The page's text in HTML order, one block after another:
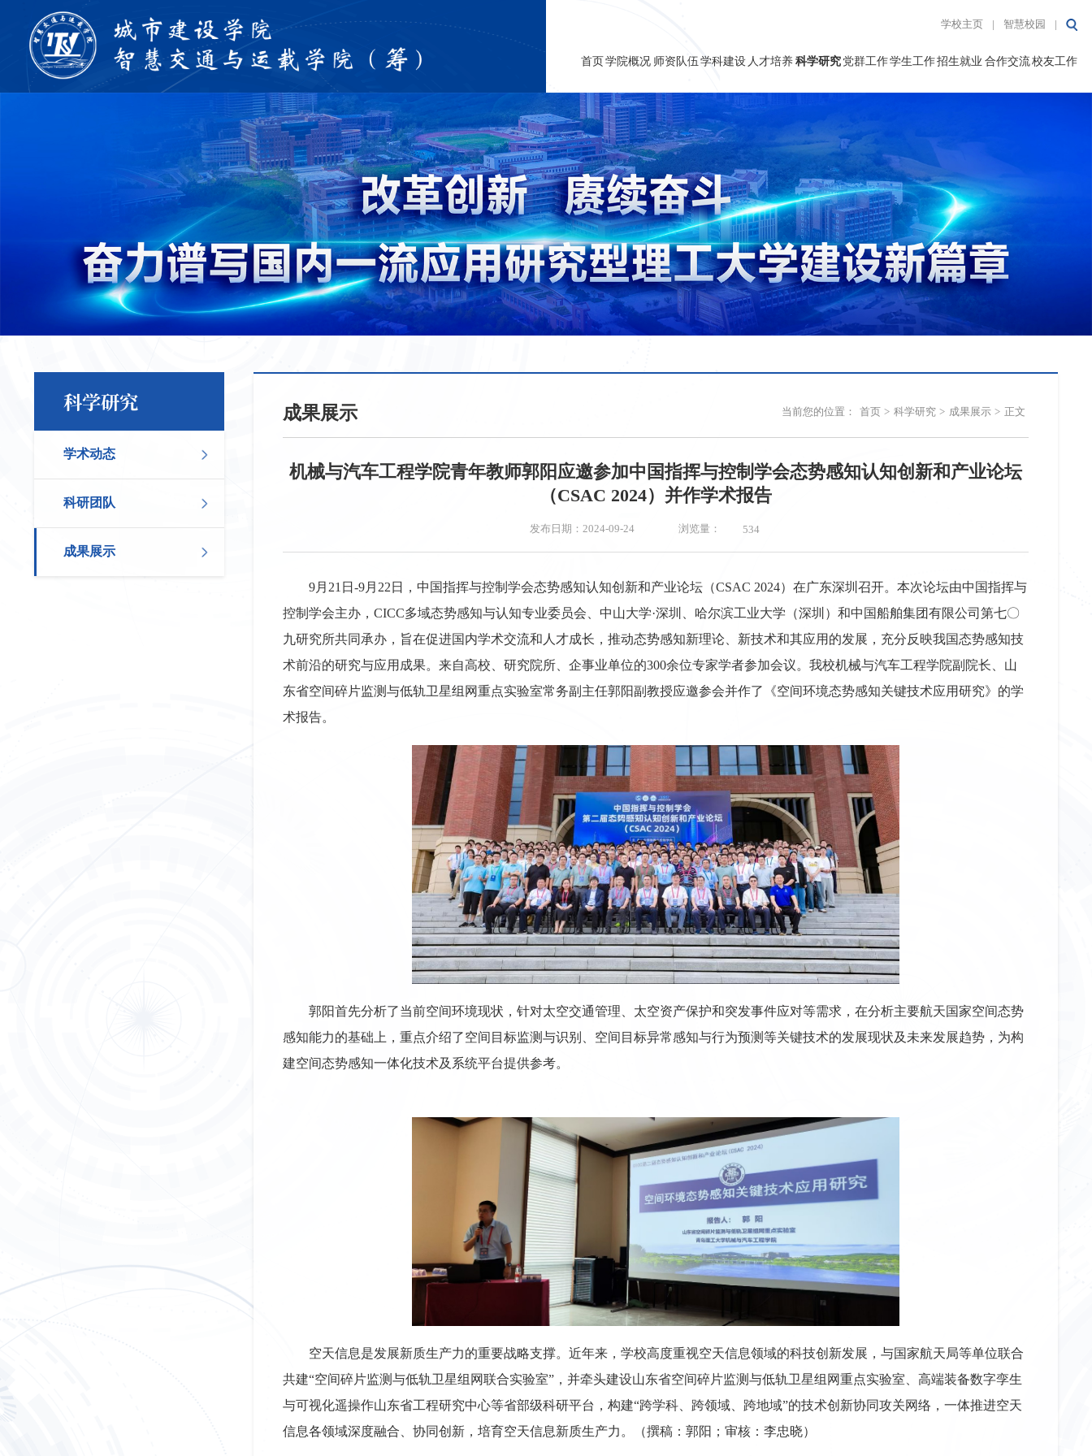
学校主页 | 智慧校园 |
首页学院概况 师资队伍学科建设 人才培养科学研究 党群工作学生工作招生就业 合作交流校友工作
科学研究
学术动态
科研团队
成果展示
成果展示 当前您的位置： 首页 > 科学研究 > 成果展示 > 正文
机械与汽车工程学院青年教师郭阳应邀参加中国指挥与控制学会态势感知认知创新和产业论坛
（CSAC 2024）并作学术报告
发布日期：2024-09-24 浏览量： 534
9月21日-9月22日，中国指挥与控制学会态势感知认知创新和产业论坛（CSAC 2024）在广东深圳召开。本次论坛由中国指挥与
控制学会主办，CICC多域态势感知与认知专业委员会、中山大学·深圳、哈尔滨工业大学（深圳）和中国船舶集团有限公司第七〇
九研究所共同承办，旨在促进国内学术交流和人才成长，推动态势感知新理论、新技术和其应用的发展，充分反映我国态势感知技
术前沿的研究与应用成果。来自高校、研究院所、企事业单位的300余位专家学者参加会议。我校机械与汽车工程学院副院长、山
东省空间碎片监测与低轨卫星组网重点实验室常务副主任郭阳副教授应邀参会并作了《空间环境态势感知关键技术应用研究》的学
术报告。
郭阳首先分析了当前空间环境现状，针对太空交通管理、太空资产保护和突发事件应对等需求，在分析主要航天国家空间态势
感知能力的基础上，重点介绍了空间目标监测与识别、空间目标异常感知与行为预测等关键技术的发展现状及未来发展趋势，为构
建空间态势感知一体化技术及系统平台提供参考。
空天信息是发展新质生产力的重要战略支撑。近年来，学校高度重视空天信息领域的科技创新发展，与国家航天局等单位联合
共建“空间碎片监测与低轨卫星组网联合实验室”，并牵头建设山东省空间碎片监测与低轨卫星组网重点实验室、高端装备数字孪生
与可视化遥操作山东省工程研究中心等省部级科研平台，构建“跨学科、跨领域、跨地域”的技术创新协同攻关网络，一体推进空天
信息各领域深度融合、协同创新，培育空天信息新质生产力。
（撰稿：郭阳；审核：李忠晓）